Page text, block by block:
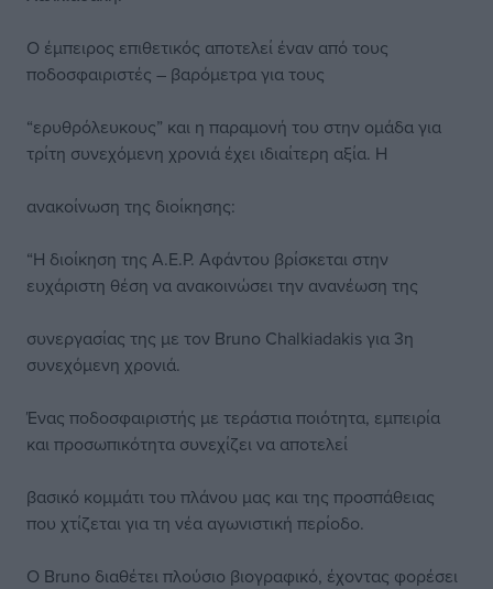
Ο έμπειρος επιθετικός αποτελεί έναν από τους
ποδοσφαιριστές – βαρόμετρα για τους
“ερυθρόλευκους” και η παραμονή του στην ομάδα για
τρίτη συνεχόμενη χρονιά έχει ιδιαίτερη αξία. Η
ανακοίνωση της διοίκησης:
“Η διοίκηση της Α.Ε.Ρ. Αφάντου βρίσκεται στην
ευχάριστη θέση να ανακοινώσει την ανανέωση της
συνεργασίας της με τον Bruno Chalkiadakis για 3η
συνεχόμενη χρονιά.
Ένας ποδοσφαιριστής με τεράστια ποιότητα, εμπειρία
και προσωπικότητα συνεχίζει να αποτελεί
βασικό κομμάτι του πλάνου μας και της προσπάθειας
που χτίζεται για τη νέα αγωνιστική περίοδο.
Ο Bruno διαθέτει πλούσιο βιογραφικό, έχοντας φορέσει